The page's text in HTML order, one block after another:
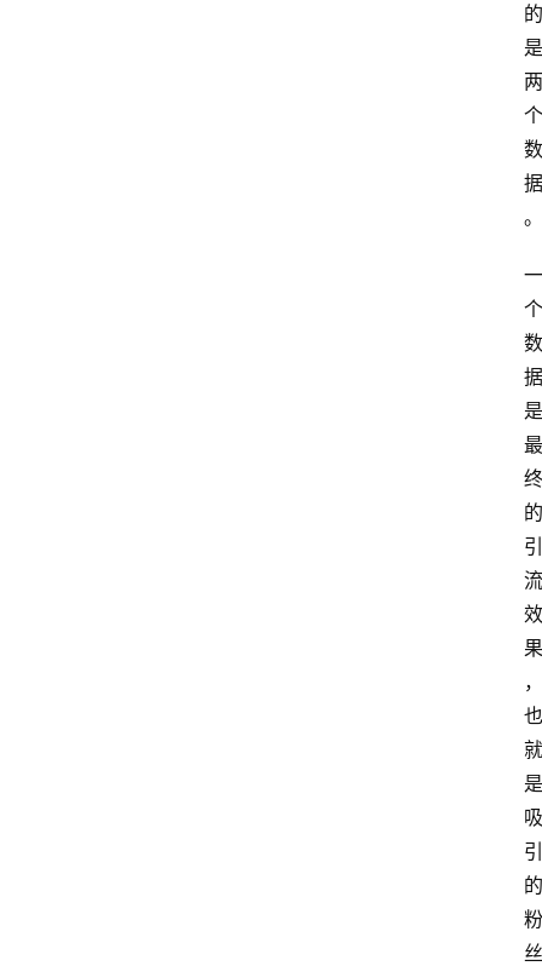
的
是
两
个
数
据
。
一
个
数
据
是
最
终
的
引
流
效
果
，
也
就
是
吸
引
的
粉
丝